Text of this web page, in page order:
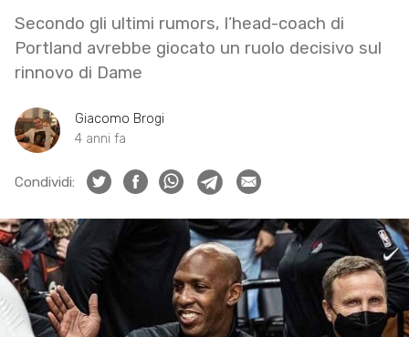
Secondo gli ultimi rumors, l’head-coach di
Portland avrebbe giocato un ruolo decisivo sul
rinnovo di Dame
Giacomo Brogi
4 anni fa
Condividi: